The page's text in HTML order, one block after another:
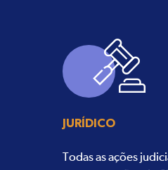
JURÍDICO
Todas as ações